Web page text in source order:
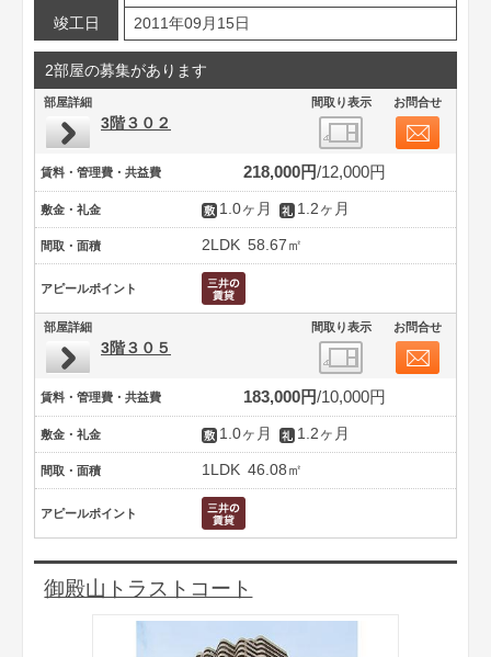
竣工日
2011年09月15日
2部屋の募集があります
部屋詳細 間取り表示 お問合せ
3階３０２
賃料・管理費・共益費 218,000円 12,000円
敷金・礼金 1.0ヶ月 1.2ヶ月
間取・面積 2LDK 58.67㎡
アピールポイント
部屋詳細 間取り表示 お問合せ
3階３０５
賃料・管理費・共益費 183,000円 10,000円
敷金・礼金 1.0ヶ月 1.2ヶ月
間取・面積 1LDK 46.08㎡
アピールポイント
御殿山トラストコート